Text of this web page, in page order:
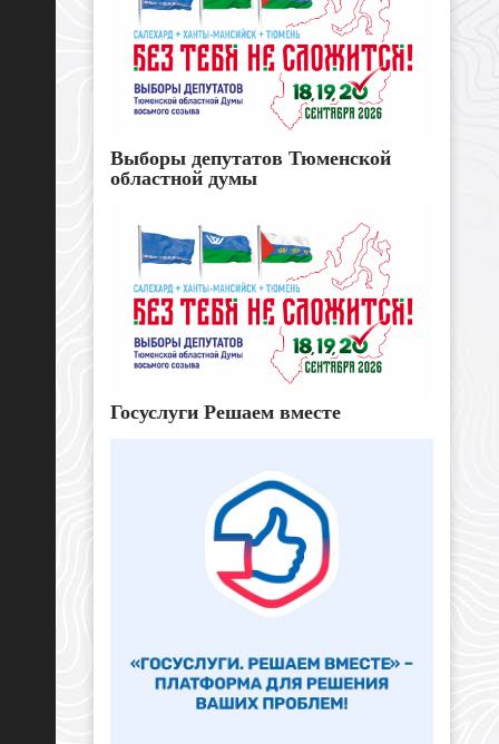
Выборы депутатов Тюменской
областной думы
Госуслуги Решаем вместе